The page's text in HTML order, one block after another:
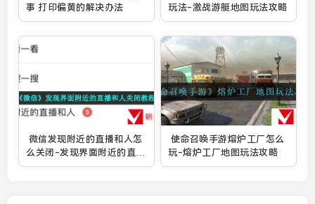
事 打印偏黄的解决办法
玩法-激战游艇地图玩法攻略
微信发现附近的直播和人怎
么关闭-发现界面附近的直播
和人关闭教程
使命召唤手游熔炉工厂怎么
玩-熔炉工厂地图玩法攻略